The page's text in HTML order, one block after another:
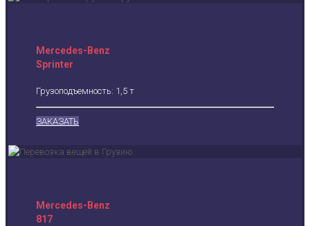
Mercedes-Benz
Sprinter
Грузоподъемность: 1,5 т
ЗАКАЗАТЬ
Mercedes-Benz
817